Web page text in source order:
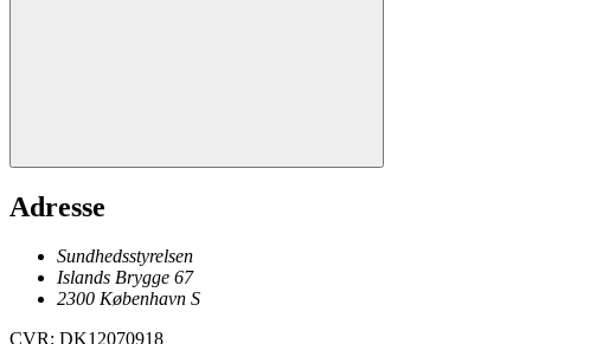
Adresse
Sundhedsstyrelsen
Islands Brygge 67
2300 København S
CVR: DK12070918